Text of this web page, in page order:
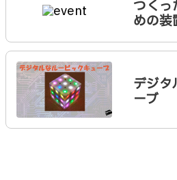
つくっ
めの装
デジタ
ーブ